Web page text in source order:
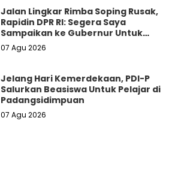
Jalan Lingkar Rimba Soping Rusak,
Rapidin DPR RI: Segera Saya
Sampaikan ke Gubernur Untuk
Perbaikan
07 Agu 2026
Jelang Hari Kemerdekaan, PDI-P
Salurkan Beasiswa Untuk Pelajar di
Padangsidimpuan
07 Agu 2026